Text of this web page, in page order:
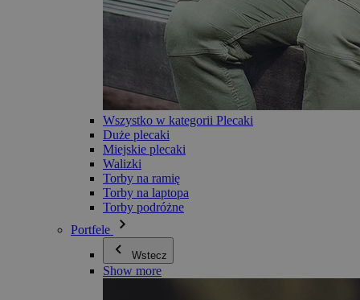
Wszystko w kategorii Plecaki
Duże plecaki
Miejskie plecaki
Walizki
Torby na ramię
Torby na laptopa
Torby podróżne
Portfele
Wstecz
Show more